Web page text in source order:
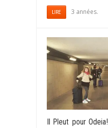
LIRE 3 années.
Il Pleut pour Odeia!